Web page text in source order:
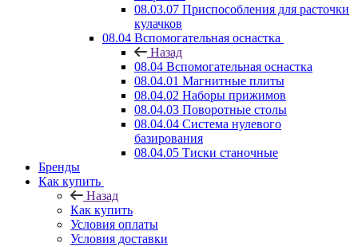
08.03.07 Приспособления для расточки
кулачков
08.04 Вспомогательная оснастка
Назад
08.04 Вспомогательная оснастка
08.04.01 Магнитные плиты
08.04.02 Наборы прижимов
08.04.03 Поворотные столы
08.04.04 Система нулевого
базирования
08.04.05 Тиски станочные
Бренды
Как купить
Назад
Как купить
Условия оплаты
Условия доставки